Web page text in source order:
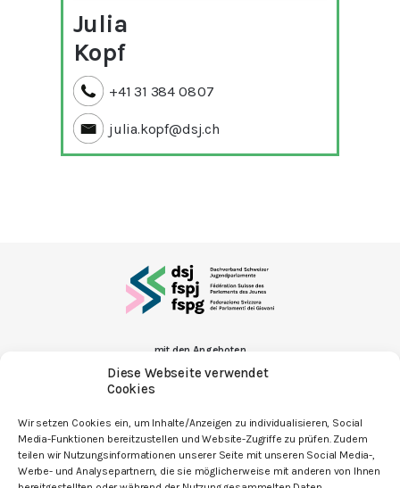
Diese Webseite verwendet
Cookies
Wir setzen Cookies ein, um Inhalte/Anzeigen zu individualisieren, Social
Media-Funktionen bereitzustellen und Website-Zugriffe zu prüfen. Zudem
teilen wir Nutzungsinformationen unserer Seite mit unseren Social Media-,
Werbe- und Analysepartnern, die sie möglicherweise mit anderen von Ihnen
Julia
Kopf
+41 31 384 08 07
julia.kopf@dsj.ch
mit den Angeboten
Kontakt
Newsletter